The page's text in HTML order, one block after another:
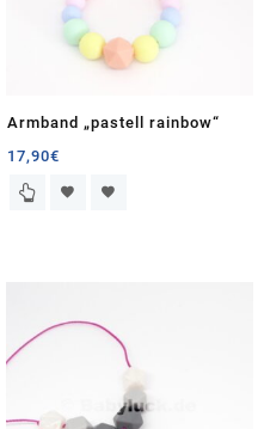
Armband „pastell rainbow“
17,90€